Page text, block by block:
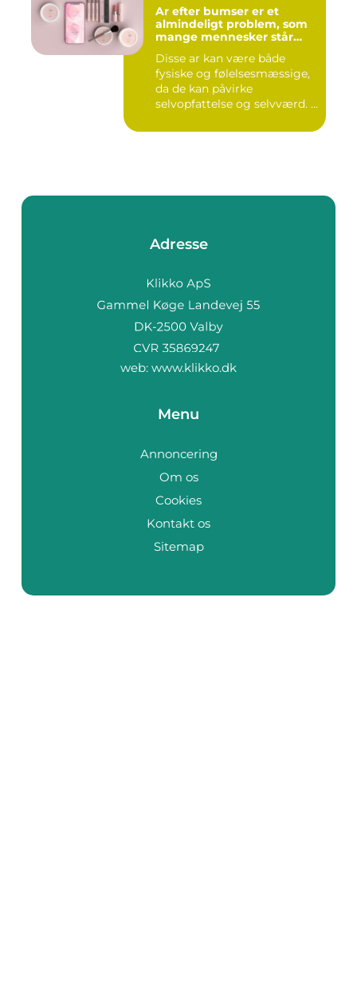
Ar efter bumser er et
almindeligt problem, som
mange mennesker står
Disse ar kan være både
fysiske og følelsesmæssige,
da de kan påvirke
selvopfattelse og selvværd. I
Adresse
web: www.klikko.dk
Menu
Annoncering
Om os
Cookies
Kontakt os
Sitemap